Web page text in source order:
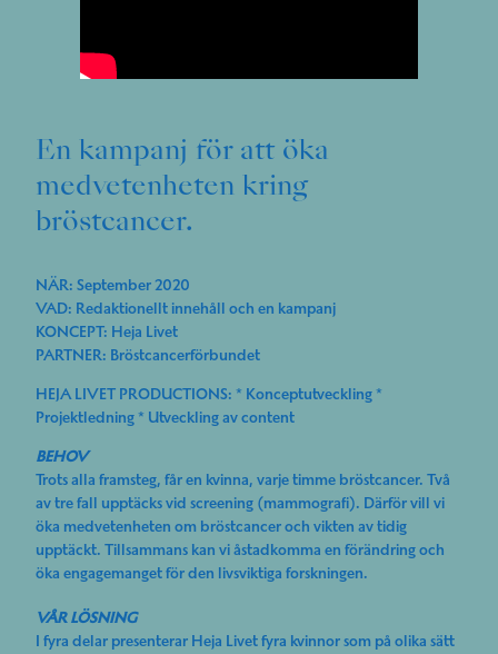
En kampanj för att öka
medvetenheten kring
bröstcancer.
NÄR: September 2020
VAD: Redaktionellt innehåll och en kampanj
KONCEPT: Heja Livet
PARTNER: Bröstcancerförbundet
HEJA LIVET PRODUCTIONS: * Konceptutveckling *
Projektledning * Utveckling av content
BEHOV
Trots alla framsteg, får en kvinna, varje timme bröstcancer. Två
av tre fall upptäcks vid screening (mammografi). Därför vill vi
öka medvetenheten om bröstcancer och vikten av tidig
upptäckt. Tillsammans kan vi åstadkomma en förändring och
öka engagemanget för den livsviktiga forskningen.
VÅR LÖSNING
I fyra delar presenterar Heja Livet fyra kvinnor som på olika sätt